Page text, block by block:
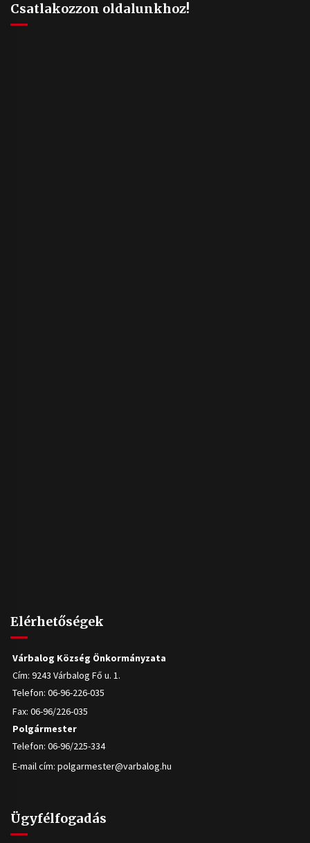
Csatlakozzon oldalunkhoz!
Elérhetőségek
Várbalog Község Önkormányzata
Cím: 9243 Várbalog Fő u. 1.
Telefon: 06-96-226-035
Fax: 06-96/226-035
Polgármester
Telefon: 06-96/225-334
E-mail cím: polgarmester@varbalog.hu
Ügyfélfogadás